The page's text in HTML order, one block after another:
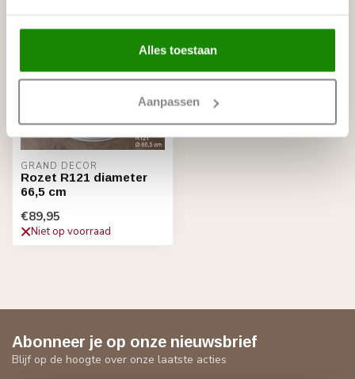
Alles toestaan
Aanpassen
GRAND DECOR
Rozet R121 diameter
66,5 cm
€89,95
Niet op voorraad
Abonneer je op onze nieuwsbrief
Blijf op de hoogte over onze laatste acties